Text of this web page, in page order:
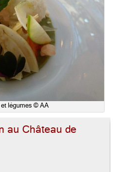
légumes © AA
au Château de